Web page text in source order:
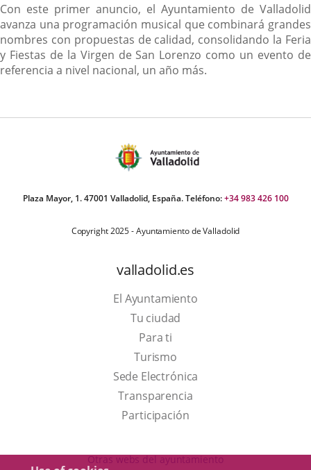
Con este primer anuncio, el Ayuntamiento de Valladolid
avanza una programación musical que combinará grandes
nombres con propuestas de calidad, consolidando la Feria
y Fiestas de la Virgen de San Lorenzo como un evento de
referencia a nivel nacional, un año más.
Plaza Mayor, 1. 47001 Valladolid, España. Teléfono:+34 983 426 100
Copyright 2025 - Ayuntamiento de Valladolid
valladolid.es
El Ayuntamiento
Tu ciudad
Para ti
TurismoThis
link
will
open
a
Sede Electrónica
Transparencia
Participación
Otras webs del ayuntamiento